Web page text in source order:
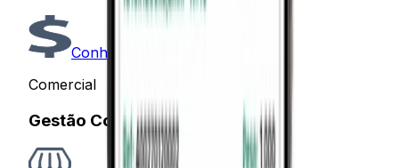
Conhecer
Comercial
Gestão Comercial